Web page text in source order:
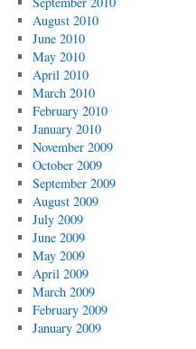
August 2010
June 2010
May 2010
April 2010
March 2010
February 2010
January 2010
November 2009
October 2009
September 2009
August 2009
July 2009
June 2009
May 2009
April 2009
March 2009
February 2009
January 2009